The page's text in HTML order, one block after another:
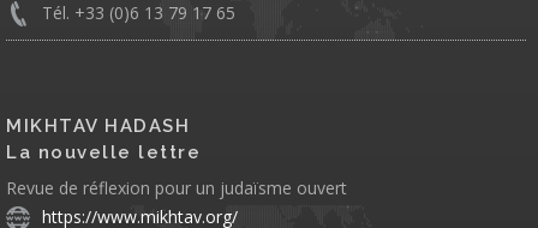
Tél. +33 (0)6 13 79 17 65
MIKHTAV HADASH
La nouvelle lettre
Revue de réflexion pour un judaïsme ouvert
https://www.mikhtav.org/